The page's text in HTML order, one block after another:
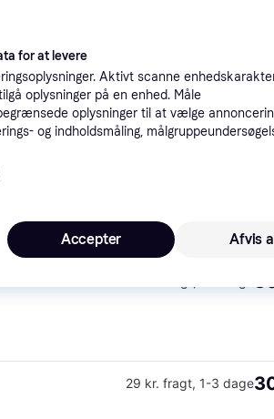
Laveste pris· 39 kr. fragt,1 dag
Eller
29 kr. fragt, 1-3 dage
for at levere
Aktivt scanne
oplysninger på en enhed. Måle
oplysninger til at vælge
og indholdsmåling,
Afvis
Accepter